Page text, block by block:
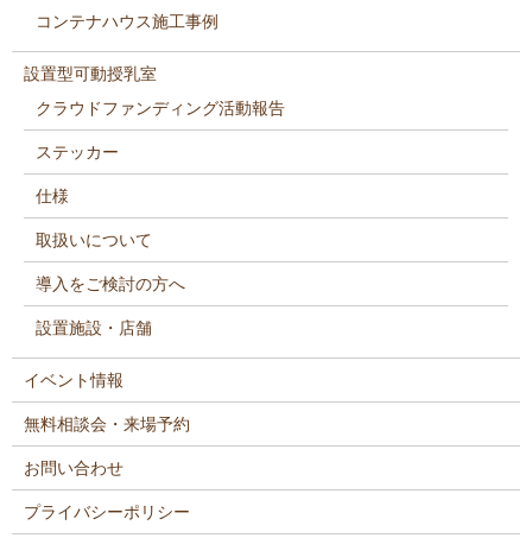
コンテナハウス施工事例
設置型可動授乳室
クラウドファンディング活動報告
ステッカー
仕様
取扱いについて
導入をご検討の方へ
設置施設・店舗
イベント情報
無料相談会・来場予約
お問い合わせ
プライバシーポリシー